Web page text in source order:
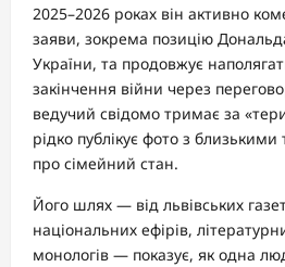
2025–2026 роках він активно
заяви, зокрема позицію
України, та продовжує
закінчення війни через
ведучий свідомо тримає за
рідко публікує фото з
про сімейний стан.
Його шлях — від львівських
національних ефірів,
монологів — показує, як одна